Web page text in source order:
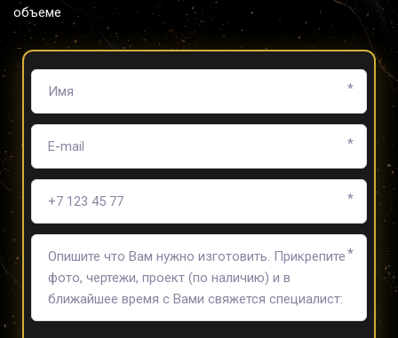
объеме
*
*
*
*